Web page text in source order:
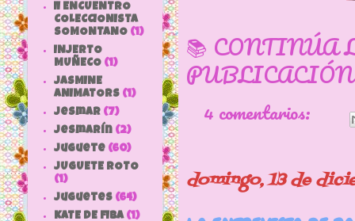
📚 CONTINÚA
4 comentarios:
domingo, 13 de
II ENCUENTRO
COLECCIONISTA
SOMONTANO (1)
INJERTO
MUÑECO (1)
JASMINE
ANIMATORS (1)
jesmar (7)
jesmarín (2)
juguete (60)
JUGUETE ROTO
(1)
Juguetes (64)
KATE DE FIBA (1)